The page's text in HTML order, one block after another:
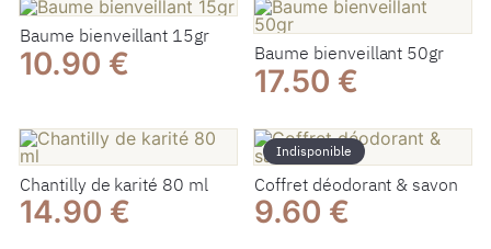
Baume bienveillant 15gr
10.90 € Baume bienveillant 50gr
17.50 €
Chantilly de karité 80 ml
14.90 €
Indisponible
Coffret déodorant & savon
9.60 €